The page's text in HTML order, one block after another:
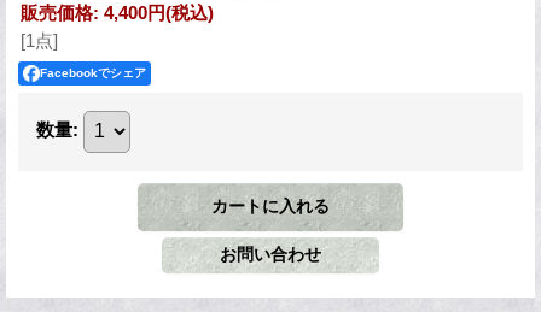
販売価格: 4,400円(税込)
[1点]
Facebookでシェア
数量: